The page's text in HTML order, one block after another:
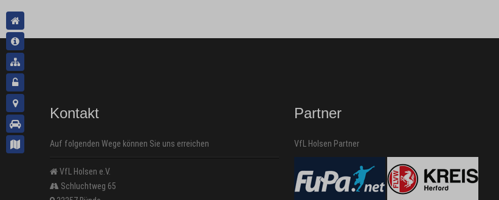
Kontakt
Auf folgenden Wege können Sie uns erreichen
VfL Holsen e.V.
Schluchtweg 65
Partner
VfL Holsen Partner